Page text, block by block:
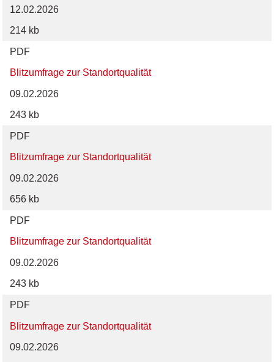
12.02.2026
214 kb
PDF
Blitzumfrage zur Standortqualität
09.02.2026
243 kb
PDF
Blitzumfrage zur Standortqualität
09.02.2026
656 kb
PDF
Blitzumfrage zur Standortqualität
09.02.2026
243 kb
PDF
Blitzumfrage zur Standortqualität
09.02.2026